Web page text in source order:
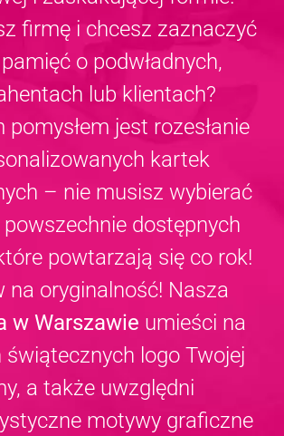
firmę i chcesz zaznaczyć
o podwładnych,
lub klientach?
pomysłem jest rozesłanie
kartek
– nie musisz wybierać
dostępnych
powtarzają się co rok!
na oryginalność! Nasza
w Warszawie umieści na
świątecznych logo Twojej
a także uwzględni
motywy graficzne